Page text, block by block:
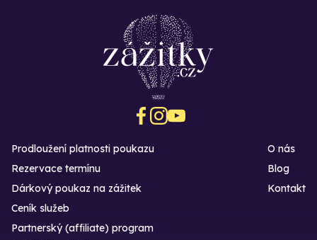
Prodloužení platnosti poukazu
Rezervace termínu
Dárkový poukaz na zážitek
O nás
Blog
Kontakt
Ceník služeb
Partnerský (affiliate) program